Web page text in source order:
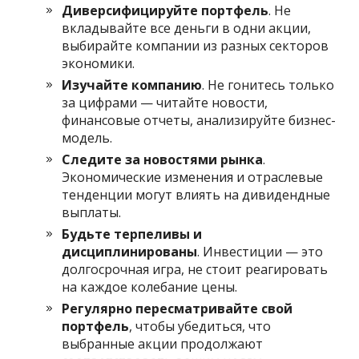
Диверсифицируйте портфель. Не
вкладывайте все деньги в одни акции,
выбирайте компании из разных секторов
экономики.
Изучайте компанию. Не гонитесь только
за цифрами — читайте новости,
финансовые отчеты, анализируйте бизнес-
модель.
Следите за новостями рынка.
Экономические изменения и отраслевые
тенденции могут влиять на дивидендные
выплаты.
Будьте терпеливы и
дисциплинированы. Инвестиции — это
долгосрочная игра, не стоит реагировать
на каждое колебание цены.
Регулярно пересматривайте свой
портфель, чтобы убедиться, что
выбранные акции продолжают